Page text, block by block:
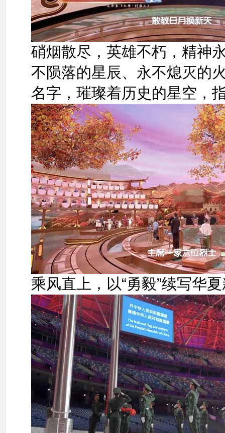
硝烟散尽，英雄不朽，精神
不陨落的星辰、永不熄灭的
名字，璀璨着历史的星空，
乘风直上，以“勇毅”续写华